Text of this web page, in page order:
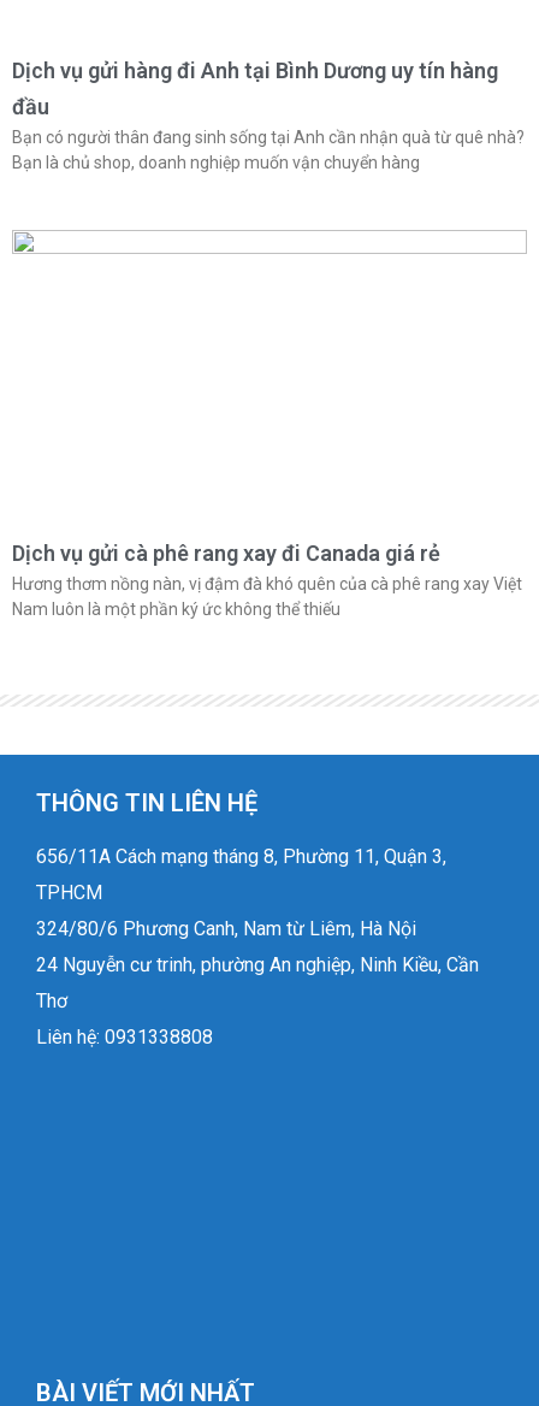
Dịch vụ gửi hàng đi Anh tại Bình Dương uy tín hàng
đầu
Bạn có người thân đang sinh sống tại Anh cần nhận quà từ quê nhà?
Bạn là chủ shop, doanh nghiệp muốn vận chuyển hàng
Dịch vụ gửi cà phê rang xay đi Canada giá rẻ
Hương thơm nồng nàn, vị đậm đà khó quên của cà phê rang xay Việt
Nam luôn là một phần ký ức không thể thiếu
THÔNG TIN LIÊN HỆ
656/11A Cách mạng tháng 8, Phường 11, Quận 3,
TPHCM
324/80/6 Phương Canh, Nam từ Liêm, Hà Nội
24 Nguyễn cư trinh, phường An nghiệp, Ninh Kiều, Cần
Thơ
Liên hệ: 0931338808
BÀI VIẾT MỚI NHẤT